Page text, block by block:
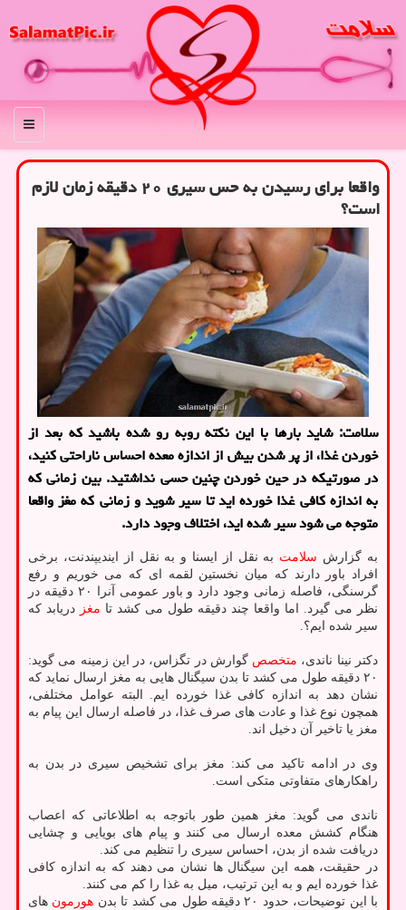
منو
واقعا برای رسیدن به حس سیری ۲۰ دقیقه زمان لازم
است؟
سلامت: شاید بارها با این نکته روبه رو شده باشید که بعد از
خوردن غذا، از پر شدن بیش از اندازه معده احساس ناراحتی کنید،
در صورتیکه در حین خوردن چنین حسی نداشتید. بین زمانی که
به اندازه کافی غذا خورده اید تا سیر شوید و زمانی که مغز واقعا
متوجه می شود سیر شده اید، اختلاف وجود دارد.
به گزارش سلامت به نقل از ایسنا و به نقل از ایندیپندنت، برخی
افراد باور دارند که میان نخستین لقمه ای که می خوریم و رفع
گرسنگی، فاصله زمانی وجود دارد و باور عمومی آنرا ۲۰ دقیقه در
نظر می گیرد. اما واقعا چند دقیقه طول می کشد تا مغز دریابد که
سیر شده ایم؟.
دکتر نینا ناندی، متخصص گوارش در تگزاس، در این زمینه می گوید:
۲۰ دقیقه طول می کشد تا بدن سیگنال هایی به مغز ارسال نماید که
نشان دهد به اندازه کافی غذا خورده ایم. البته عوامل مختلفی،
همچون نوع غذا و عادت های صرف غذا، در فاصله ارسال این پیام به
مغز یا تاخیر آن دخیل اند.
وی در ادامه تاکید می کند: مغز برای تشخیص سیری در بدن به
راهکارهای متفاوتی متکی است.
ناندی می گوید: مغز همین طور باتوجه به اطلاعاتی که اعصاب
هنگام کشش معده ارسال می کنند و پیام های بویایی و چشایی
دریافت شده از بدن، احساس سیری را تنظیم می کند.
در حقیقت، همه این سیگنال ها نشان می دهند که به اندازه کافی
غذا خورده ایم و به این ترتیب، میل به غذا را کم می کنند.
با این توضیحات، حدود ۲۰ دقیقه طول می کشد تا بدن
هورمون های